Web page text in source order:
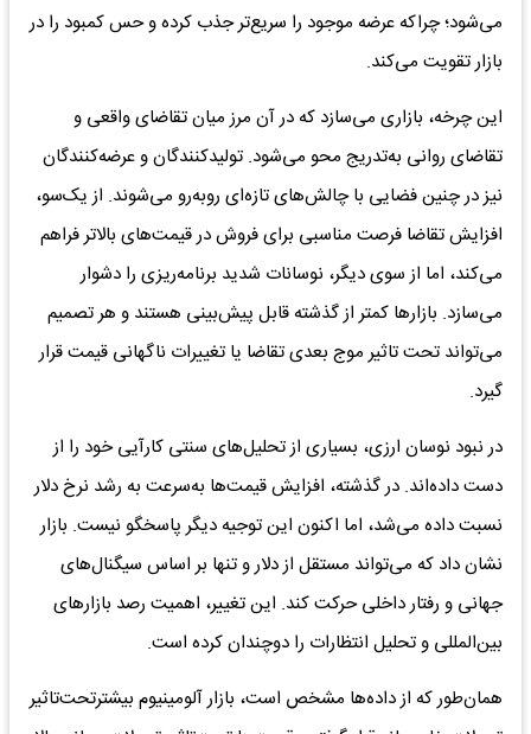
می‌شود؛ چراکه عرضه موجود را سریع‌تر جذب کرده و حس کمبود را در
بازار تقویت می‌کند.
این چرخه، بازاری می‌سازد که در آن مرز میان تقاضای واقعی و
تقاضای روانی به‌تدریج محو می‌شود. تولیدکنندگان و عرضه‌کنندگان
نیز در چنین فضایی با چالش‌های تازه‌ای روبه‌رو می‌شوند. از یک‌سو،
افزایش تقاضا فرصت مناسبی برای فروش در قیمت‌های بالاتر فراهم
می‌کند، اما از سوی دیگر، نوسانات شدید برنامه‌ریزی را دشوار
می‌سازد. بازارها کمتر از گذشته قابل پیش‌بینی هستند و هر تصمیم
می‌تواند تحت تاثیر موج بعدی تقاضا یا تغییرات ناگهانی قیمت قرار
گیرد.
در نبود نوسان ارزی، بسیاری از تحلیل‌های سنتی کارآیی خود را از
دست داده‌اند. در گذشته، افزایش قیمت‌ها به‌سرعت به رشد نرخ دلار
نسبت داده می‌شد، اما اکنون این توجیه دیگر پاسخگو نیست. بازار
نشان داد که می‌تواند مستقل از دلار و تنها بر اساس سیگنال‌های
جهانی و رفتار داخلی حرکت کند. این تغییر، اهمیت رصد بازارهای
بین‌المللی و تحلیل انتظارات را دوچندان کرده است.
همان‌طور که از داده‌ها مشخص است، بازار آلومینیوم بیشترتحت‌تاثیر